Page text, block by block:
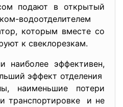
подают в открытый
которым вместе со
к свеклорезкам.
наиболее эффективен,
эффект отделения
наименьшие потери
транспортировке и не